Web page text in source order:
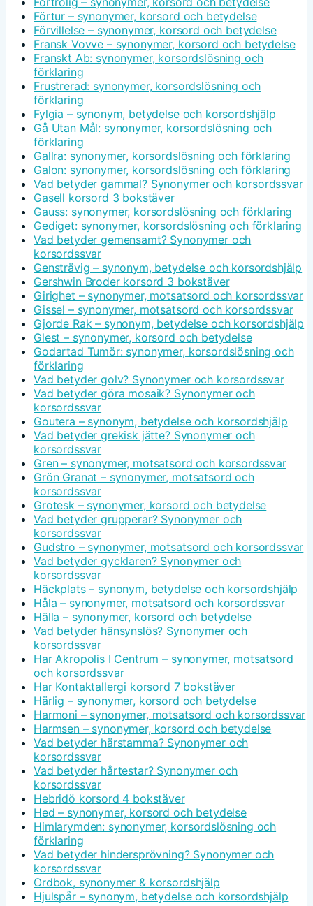
Förtur – synonymer, korsord och betydelse
Förvillelse – synonymer, korsord och betydelse
Fransk Vovve – synonymer, korsord och betydelse
Franskt Ab: synonymer, korsordslösning och
förklaring
Frustrerad: synonymer, korsordslösning och
förklaring
Fylgia – synonym, betydelse och korsordshjälp
Gå Utan Mål: synonymer, korsordslösning och
förklaring
Gallra: synonymer, korsordslösning och förklaring
Galon: synonymer, korsordslösning och förklaring
Vad betyder gammal? Synonymer och korsordssvar
Gasell korsord 3 bokstäver
Gauss: synonymer, korsordslösning och förklaring
Gediget: synonymer, korsordslösning och förklaring
Vad betyder gemensamt? Synonymer och
korsordssvar
Gensträvig – synonym, betydelse och korsordshjälp
Gershwin Broder korsord 3 bokstäver
Girighet – synonymer, motsatsord och korsordssvar
Gissel – synonymer, motsatsord och korsordssvar
Gjorde Rak – synonym, betydelse och korsordshjälp
Glest – synonymer, korsord och betydelse
Godartad Tumör: synonymer, korsordslösning och
förklaring
Vad betyder golv? Synonymer och korsordssvar
Vad betyder göra mosaik? Synonymer och
korsordssvar
Goutera – synonym, betydelse och korsordshjälp
Vad betyder grekisk jätte? Synonymer och
korsordssvar
Gren – synonymer, motsatsord och korsordssvar
Grön Granat – synonymer, motsatsord och
korsordssvar
Grotesk – synonymer, korsord och betydelse
Vad betyder grupperar? Synonymer och
korsordssvar
Gudstro – synonymer, motsatsord och korsordssvar
Vad betyder gycklaren? Synonymer och
korsordssvar
Häckplats – synonym, betydelse och korsordshjälp
Håla – synonymer, motsatsord och korsordssvar
Hälla – synonymer, korsord och betydelse
Vad betyder hänsynslös? Synonymer och
korsordssvar
Har Akropolis I Centrum – synonymer, motsatsord
och korsordssvar
Har Kontaktallergi korsord 7 bokstäver
Härlig – synonymer, korsord och betydelse
Harmoni – synonymer, motsatsord och korsordssvar
Harmsen – synonymer, korsord och betydelse
Vad betyder härstamma? Synonymer och
korsordssvar
Vad betyder hårtestar? Synonymer och
korsordssvar
Hebridö korsord 4 bokstäver
Hed – synonymer, korsord och betydelse
Himlarymden: synonymer, korsordslösning och
förklaring
Vad betyder hindersprövning? Synonymer och
korsordssvar
Ordbok, synonymer & korsordshjälp
Hjulspår – synonym, betydelse och korsordshjälp